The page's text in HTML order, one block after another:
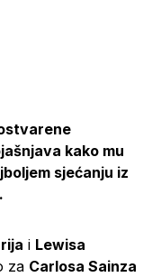
kako mu
sjećanju iz
i Lewisa
za Carlosa Sainza